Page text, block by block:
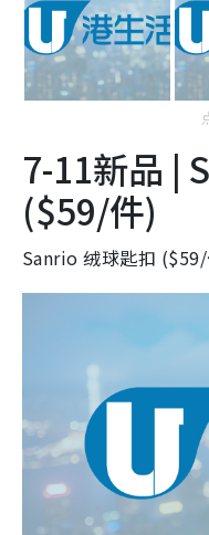
7-11新品 |
($59/件)
Sanrio 绒球匙扣